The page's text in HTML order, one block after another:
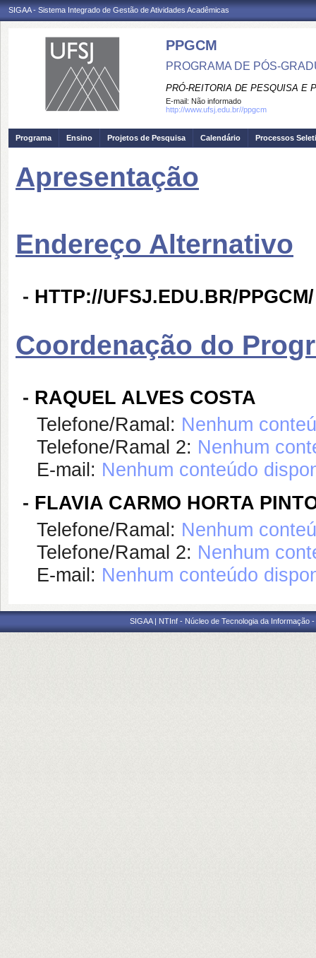
SIGAA - Sistema Integrado de Gestão de Atividades Acadêmicas
PPGCM
PROGRAMA DE PÓS-
PRÓ-REITORIA DE PESQUISA E
E-mail: Não informado
http://www.ufsj.edu.br//ppgcm
Programa Ensino Projetos de Pesquisa Calendário Processos
Apresentação
Endereço Alternativo
- HTTP://UFSJ.EDU.BR/PPGCM/
Coordenação do
- RAQUEL ALVES COSTA
Telefone/Ramal: Nenhum
Telefone/Ramal 2: Nenhum
E-mail: Nenhum conteúdo
- FLAVIA CARMO HORTA
Telefone/Ramal: Nenhum
Telefone/Ramal 2: Nenhum
E-mail: Nenhum conteúdo
SIGAA | NTInf - Núcleo de Tecnologia da